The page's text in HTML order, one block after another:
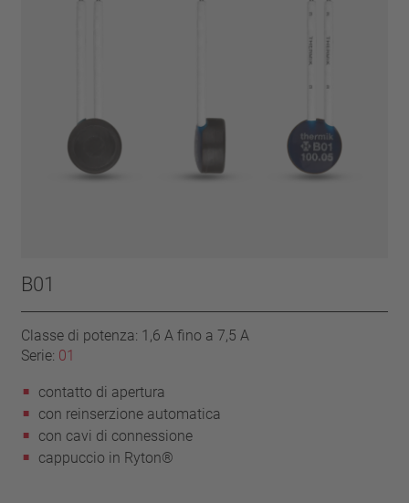
B01
Classe di potenza: 1,6 A fino a 7,5 A
Serie: 01
contatto di apertura
con reinserzione automatica
con cavi di connessione
cappuccio in Ryton®